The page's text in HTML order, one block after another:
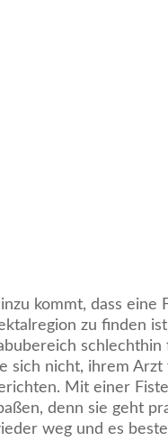
kommt, dass eine
zu finden
sich nicht, ihrem
Mit einer
denn sie geht
weg und es